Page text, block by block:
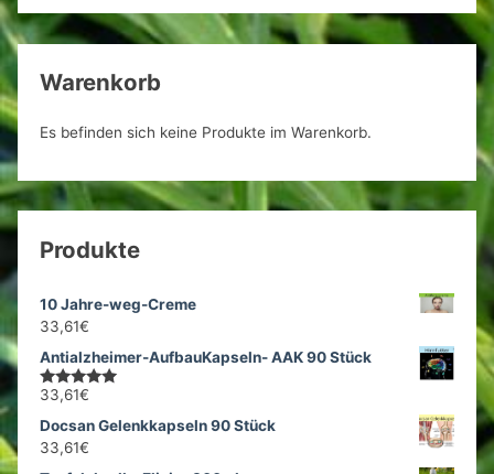
Warenkorb
Es befinden sich keine Produkte im Warenkorb.
Produkte
10 Jahre-weg-Creme
33,61€
Antialzheimer-AufbauKapseln- AAK 90 Stück
Bewertet
von 5
33,61€
Docsan Gelenkkapseln 90 Stück
33,61€